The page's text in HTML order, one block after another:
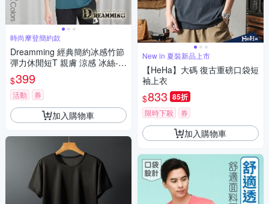
時尚摩登簡約款
Dreamming 經典簡約冰感竹節
彈力休閒短T 親膚 涼感 冰絲-共
二色
$399
活動 券
加入購物車
New in 夏裝新品上市
【HeHa】大碼 復古重磅口袋短
袖上衣
$833 85折
限時下殺 券
加入購物車